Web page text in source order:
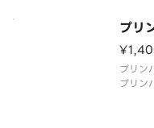
いを実
プリ
プリン
プリン